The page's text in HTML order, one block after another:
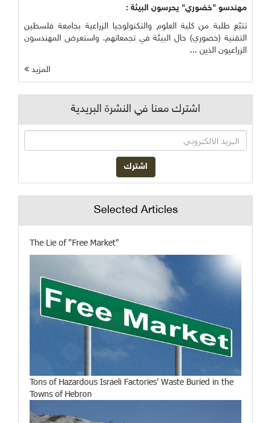
مهندسو "خضوري" يحرسون البيئة :
تتبّع طلبة من كلية العلوم والتكنولوجيا الزراعية بجامعة فلسطين
التقنية (خضوري) حال البيئة في تجمعاتهم. واستعرض المهندسون
الزراعيون الذين ...
المزيد
اشترك معنا في النشرة البريدية
Selected Articles
The Lie of "Free Market"
Tons of Hazardous Israeli Factories’ Waste Buried in the
Towns of Hebron